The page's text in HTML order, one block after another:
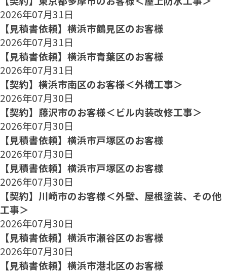
2026年07月31日
【見積書依頼】横浜市鶴見区のお客様
2026年07月31日
【見積書依頼】横浜市青葉区のお客様
2026年07月31日
【契約】横浜市南区のお客様＜外構工事＞
2026年07月30日
【契約】藤沢市のお客様＜ビル内装改修工事＞
2026年07月30日
【見積書依頼】横浜市戸塚区のお客様
2026年07月30日
【見積書依頼】横浜市戸塚区のお客様
2026年07月30日
【契約】川崎市のお客様＜外壁、屋根塗装、その他
工事＞
2026年07月30日
【見積書依頼】横浜市瀬谷区のお客様
2026年07月30日
【見積書依頼】横浜市港北区のお客様